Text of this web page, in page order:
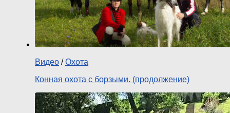
Видео /Охота
Конная охота с борзыми. (продолжение)